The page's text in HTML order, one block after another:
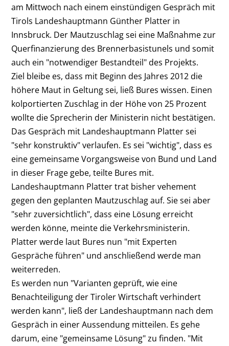
am Mittwoch nach einem einstündigen Gespräch mit
Tirols Landeshauptmann Günther Platter in
Innsbruck. Der Mautzuschlag sei eine Maßnahme zur
Querfinanzierung des Brennerbasistunels und somit
auch ein "notwendiger Bestandteil" des Projekts.
Ziel bleibe es, dass mit Beginn des Jahres 2012 die
höhere Maut in Geltung sei, ließ Bures wissen. Einen
kolportierten Zuschlag in der Höhe von 25 Prozent
wollte die Sprecherin der Ministerin nicht bestätigen.
Das Gespräch mit Landeshauptmann Platter sei
"sehr konstruktiv" verlaufen. Es sei "wichtig", dass es
eine gemeinsame Vorgangsweise von Bund und Land
in dieser Frage gebe, teilte Bures mit.
Landeshauptmann Platter trat bisher vehement
gegen den geplanten Mautzuschlag auf. Sie sei aber
"sehr zuversichtlich", dass eine Lösung erreicht
werden könne, meinte die Verkehrsministerin.
Platter werde laut Bures nun "mit Experten
Gespräche führen" und anschließend werde man
weiterreden.
Es werden nun "Varianten geprüft, wie eine
Benachteiligung der Tiroler Wirtschaft verhindert
werden kann", ließ der Landeshauptmann nach dem
Gespräch in einer Aussendung mitteilen. Es gehe
darum, eine "gemeinsame Lösung" zu finden. "Mit